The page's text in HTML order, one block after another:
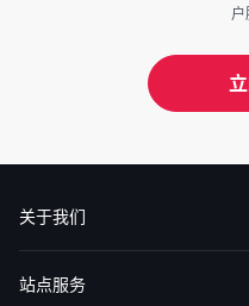
关于我们
认识华盛
媒体报导
意见反馈
站点服务